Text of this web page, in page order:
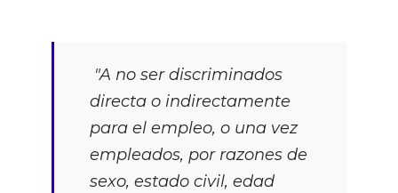
"A no ser discriminados
directa o indirectamente
para el empleo, o una vez
empleados, por razones de
sexo, estado civil, edad